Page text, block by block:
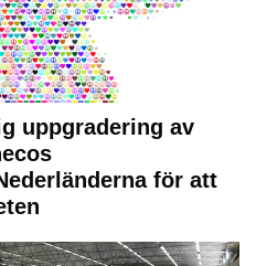
uppgradering av
för att